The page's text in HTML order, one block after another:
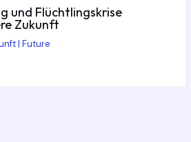
und Flüchtlingskrise
Zukunft
| Future